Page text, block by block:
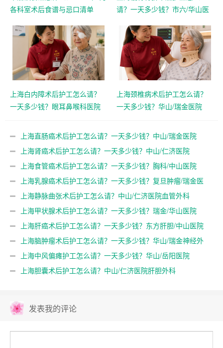
各科室术后食谱与忌口清单
请？一天多少钱？市六/华山医
上海白内障术后护工怎么请？
一天多少钱？眼耳鼻喉科医院
上海颈椎病术后护工怎么请？
一天多少钱？华山/瑞金医院
上海直肠癌术后护工怎么请？一天多少钱？中山/瑞金医院
上海肾癌术后护工怎么请？一天多少钱？中山/仁济医院
上海食管癌术后护工怎么请？一天多少钱？胸科/中山医院
上海乳腺癌术后护工怎么请？一天多少钱？复旦肿瘤/瑞金医
院
上海静脉曲张术后护工怎么请？中山/仁济医院血管外科
上海甲状腺术后护工怎么请？一天多少钱？瑞金/华山医院
上海肝癌术后护工怎么请？一天多少钱？东方肝胆/中山医院
上海脑肿瘤术后护工怎么请？一天多少钱？华山/瑞金神经外
科
上海中风偏瘫护工怎么请？一天多少钱？华山/岳阳医院
上海胆囊术后护工怎么请？中山/仁济医院肝胆外科
发表我的评论